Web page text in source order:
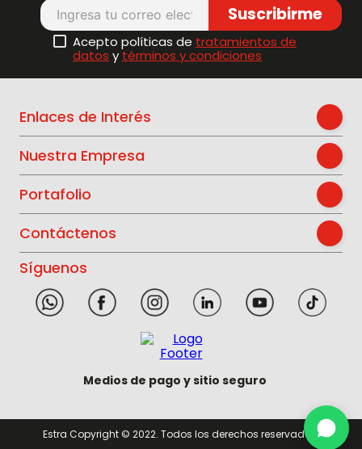
Suscribirme
Acepto políticas de tratamientos de
datos y términos y condiciones
Enlaces de Interés
Nuestra Empresa
Portafolio
Contáctenos
Síguenos
Medios de pago y sitio seguro
Estra Copyright © 2022. Todos los derechos reservados.